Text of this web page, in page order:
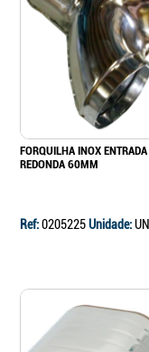
FORQUILHA INOX ENTRADA
REDONDA 60MM
Ref:0205225Unidade:UNI